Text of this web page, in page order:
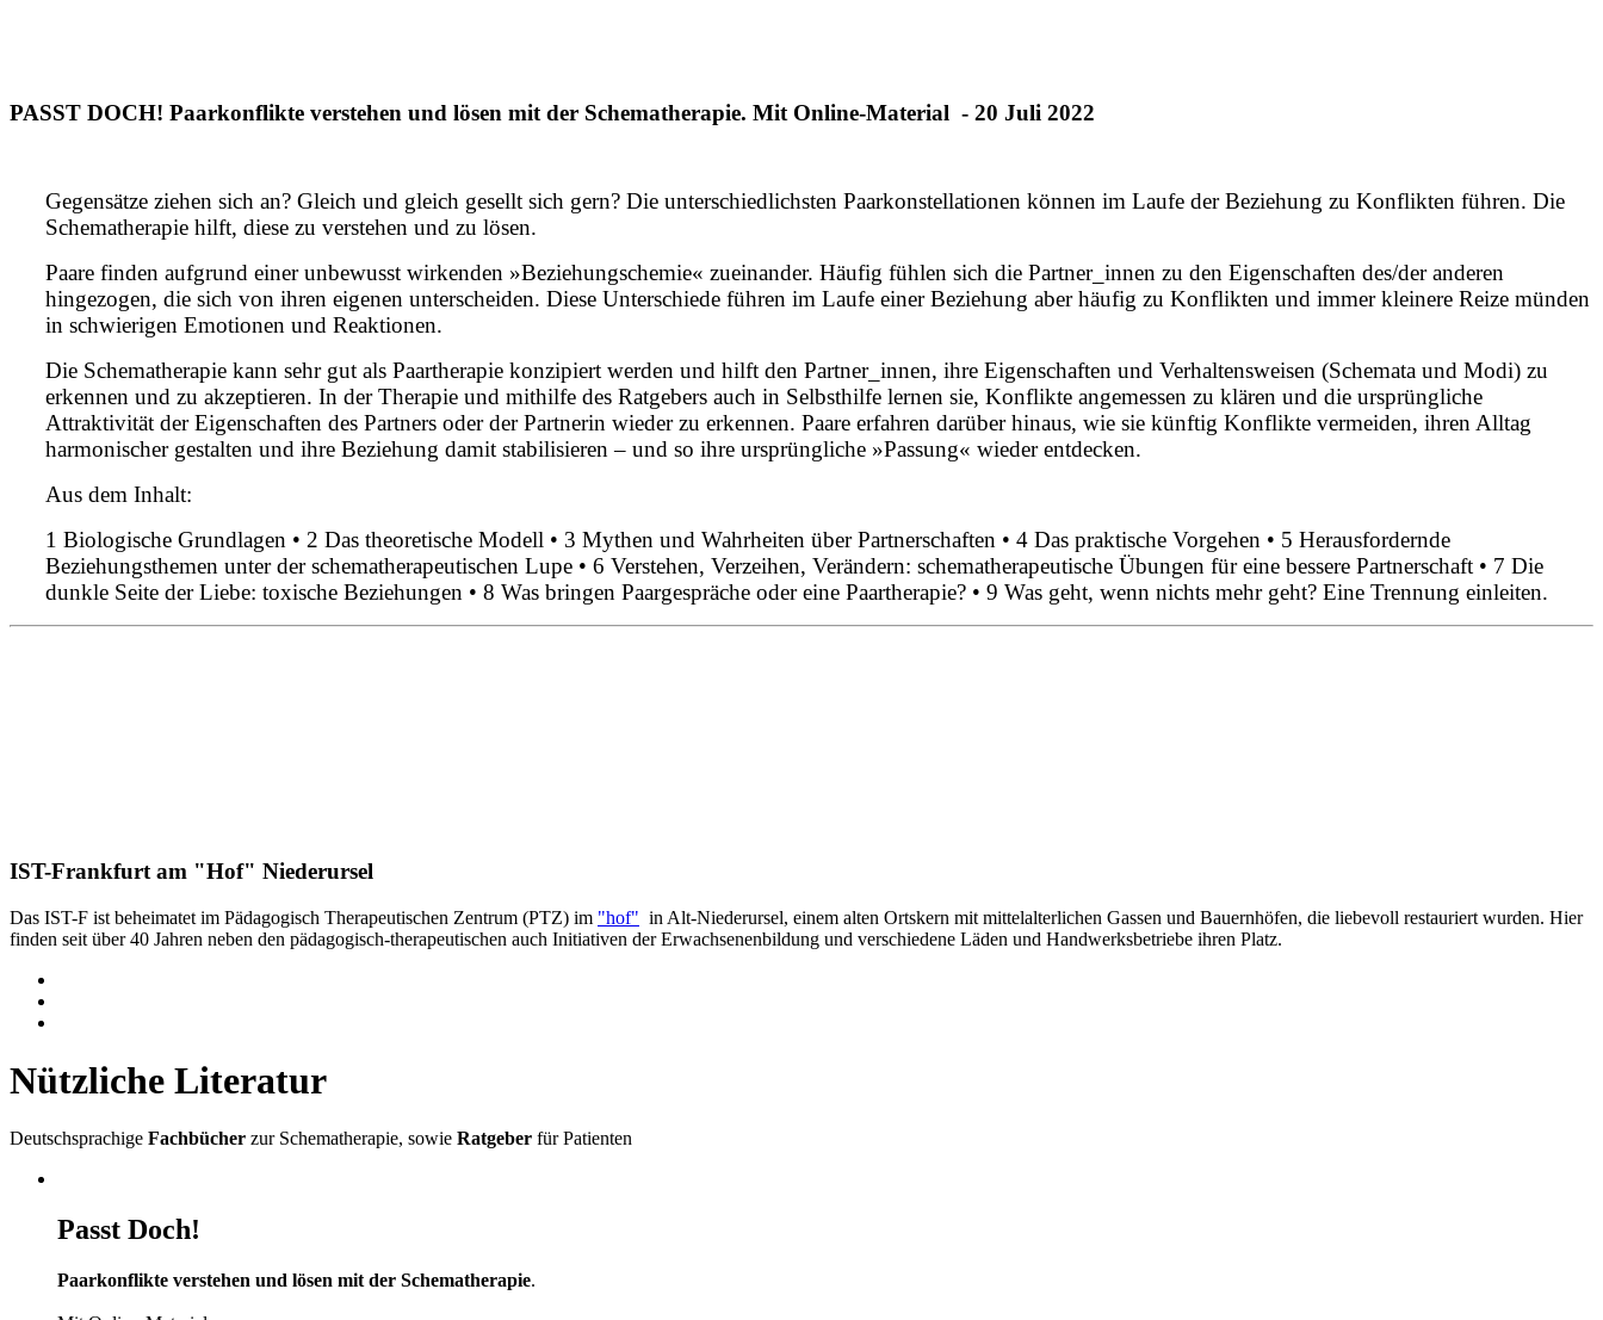
PASST DOCH! Paarkonflikte verstehen und lösen mit der Schematherapie. Mit Online-Material - 20 Juli 2022
Gegensätze ziehen sich an? Gleich und gleich gesellt sich gern? Die unterschiedlichsten Paarkonstellationen können im Laufe der Beziehung zu Konflikten führen. Die
Schematherapie hilft, diese zu verstehen und zu lösen.
Paare finden aufgrund einer unbewusst wirkenden »Beziehungschemie« zueinander. Häufig fühlen sich die Partner_innen zu den Eigenschaften des/der anderen
hingezogen, die sich von ihren eigenen unterscheiden. Diese Unterschiede führen im Laufe einer Beziehung aber häufig zu Konflikten und immer kleinere Reize münden
in schwierigen Emotionen und Reaktionen.
Die Schematherapie kann sehr gut als Paartherapie konzipiert werden und hilft den Partner_innen, ihre Eigenschaften und Verhaltensweisen (Schemata und Modi) zu
erkennen und zu akzeptieren. In der Therapie und mithilfe des Ratgebers auch in Selbsthilfe lernen sie, Konflikte angemessen zu klären und die ursprüngliche
Attraktivität der Eigenschaften des Partners oder der Partnerin wieder zu erkennen. Paare erfahren darüber hinaus, wie sie künftig Konflikte vermeiden, ihren Alltag
harmonischer gestalten und ihre Beziehung damit stabilisieren – und so ihre ursprüngliche »Passung« wieder entdecken.
Aus dem Inhalt:
1 Biologische Grundlagen • 2 Das theoretische Modell • 3 Mythen und Wahrheiten über Partnerschaften • 4 Das praktische Vorgehen • 5 Herausfordernde
Beziehungsthemen unter der schematherapeutischen Lupe • 6 Verstehen, Verzeihen, Verändern: schematherapeutische Übungen für eine bessere Partnerschaft • 7 Die
dunkle Seite der Liebe: toxische Beziehungen • 8 Was bringen Paargespräche oder eine Paartherapie? • 9 Was geht, wenn nichts mehr geht? Eine Trennung einleiten.
IST-Frankfurt am "Hof" Niederursel
Das IST-F ist beheimatet im Pädagogisch Therapeutischen Zentrum (PTZ) im "hof" in Alt-Niederursel, einem alten Ortskern mit mittelalterlichen Gassen und Bauernhöfen, die liebevoll restauriert wurden. Hier
finden seit über 40 Jahren neben den pädagogisch-therapeutischen auch Initiativen der Erwachsenenbildung und verschiedene Läden und Handwerksbetriebe ihren Platz.
Nützliche Literatur
Deutschsprachige Fachbücher zur Schematherapie, sowie Ratgeber für Patienten
Passt Doch!
Paarkonflikte verstehen und lösen mit der Schematherapie.